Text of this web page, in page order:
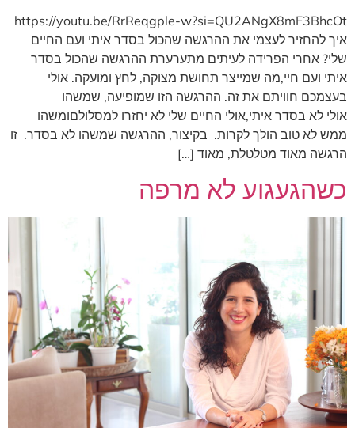
https://youtu.be/RrReqgple-w?si=QU2ANgX8mF3BhcOt
איך להחזיר לעצמי את ההרגשה שהכול בסדר איתי ועם החיים
שלי? אחרי הפרידה לעיתים מתערערת ההרגשה שהכול בסדר
איתי ועם חיי,מה שמייצר תחושת מצוקה, לחץ ומועקה. אולי
בעצמכם חוויתם את זה. ההרגשה הזו שמופיעה, שמשהו
אולי לא בסדר איתי,אולי החיים שלי לא יחזרו למסלולםומשהו
ממש לא טוב הולך לקרות. בקיצור, ההרגשה שמשהו לא בסדר. זו
הרגשה מאוד מטלטלת, מאוד […]
כשהגעגוע לא מרפה